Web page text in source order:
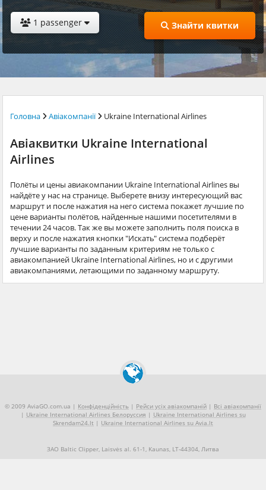
1 passenger Знайти квитки
Головна Авіакомпанії Ukraine International Airlines
Авіаквитки Ukraine International
Airlines
Полёты и цены авиакомпании Ukraine International Airlines вы
найдёте у нас на странице. Выберете внизу интересующий вас
маршрут и после нажатия на него система покажет лучшие по
цене варианты полётов, найденные нашими посетителями в
течении 24 часов. Так же вы можете заполнить поля поиска в
верху и после нажатия кнопки "Искать" система подберёт
лучшие варианты по заданным критериям не только с
авиакомпанией Ukraine International Airlines, но и с другими
авиакомпаниями, летающими по заданному маршруту.
© 2009 AviaGO.com.ua | Конфіденційність | Рейси усіх авіакомпаній | Всі авіакомпанії
| Ukraine International Airlines Белоруссия | Ukraine International Airlines su
Skrendam24.lt | Ukraine International Airlines su Avia.lt
ЗАО Baltic Clipper, Laisvės al. 61-1, Kaunas, LT-44304, Литва